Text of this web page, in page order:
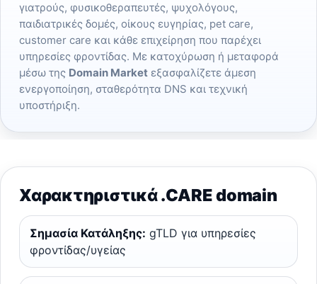
γιατρούς, φυσικοθεραπευτές, ψυχολόγους,
παιδιατρικές δομές, οίκους ευγηρίας, pet care,
customer care και κάθε επιχείρηση που παρέχει
υπηρεσίες φροντίδας. Με κατοχύρωση ή μεταφορά
μέσω της Domain Market εξασφαλίζετε άμεση
ενεργοποίηση, σταθερότητα DNS και τεχνική
υποστήριξη.
Χαρακτηριστικά .CARE domain
Σημασία Κατάληξης: gTLD για υπηρεσίες
φροντίδας/υγείας